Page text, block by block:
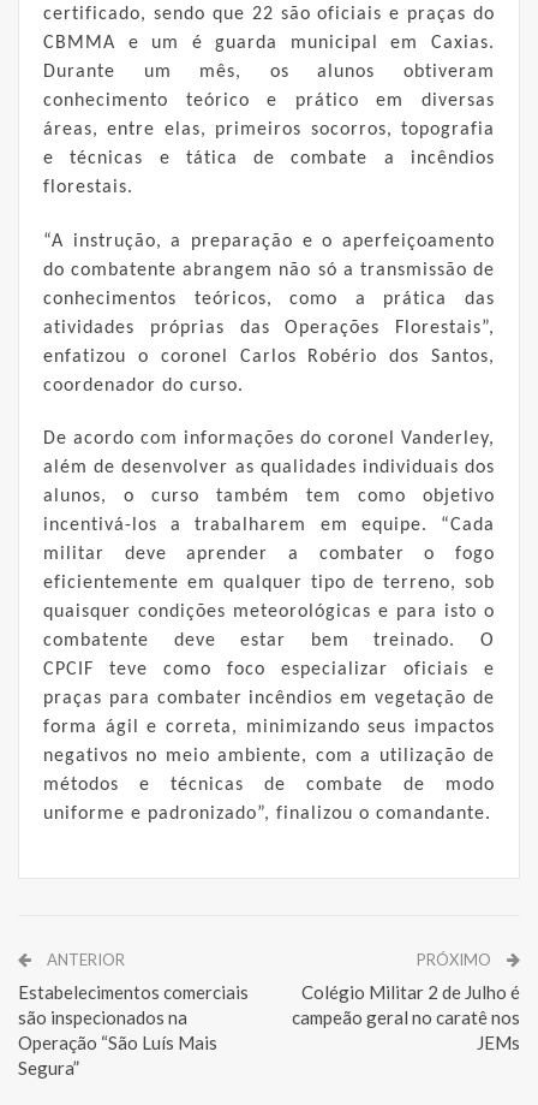
certificado, sendo que 22 são oficiais e praças do
CBMMA e um é guarda municipal em Caxias.
Durante um mês, os alunos obtiveram
conhecimento teórico e prático em diversas
áreas, entre elas, primeiros socorros, topografia
e técnicas e tática de combate a incêndios
florestais.
“A instrução, a preparação e o aperfeiçoamento
do combatente abrangem não só a transmissão de
conhecimentos teóricos, como a prática das
atividades próprias das Operações Florestais”,
enfatizou o coronel Carlos Robério dos Santos,
coordenador do curso.
De acordo com informações do coronel Vanderley,
além de desenvolver as qualidades individuais dos
alunos, o curso também tem como objetivo
incentivá-los a trabalharem em equipe. “Cada
militar deve aprender a combater o fogo
eficientemente em qualquer tipo de terreno, sob
quaisquer condições meteorológicas e para isto o
combatente deve estar bem treinado. O
CPCIF teve como foco especializar oficiais e
praças para combater incêndios em vegetação de
forma ágil e correta, minimizando seus impactos
negativos no meio ambiente, com a utilização de
métodos e técnicas de combate de modo
uniforme e padronizado”, finalizou o comandante.
ANTERIOR
Estabelecimentos comerciais
são inspecionados na
Operação “São Luís Mais
Segura”
PRÓXIMO
Colégio Militar 2 de Julho é
campeão geral no caratê nos
JEMs